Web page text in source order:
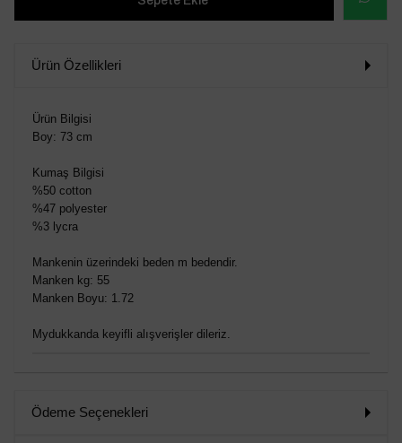
SİPARİŞ
Ürün Özellikleri
Ürün Bilgisi
Boy: 73 cm
Kumaş Bilgisi
%50 cotton
%47 polyester
%3 lycra
Mankenin üzerindeki beden m bedendir.
Manken kg: 55
Manken Boyu: 1.72
Mydukkanda keyifli alışverişler dileriz.
Ödeme Seçenekleri